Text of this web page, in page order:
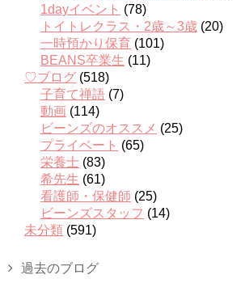
1dayイベント (78)
トイトレクラス・2歳～3歳 (20)
一時預かり保育 (101)
BEANS卒業生 (11)
♡ブログ (518)
子育て禅語 (7)
動画 (114)
ビーンズのオススメ (25)
プライベート (65)
栄養士 (83)
希先生 (61)
看護師・保健師 (25)
ビーンズスタッフ (14)
未分類 (591)
過去のブログ